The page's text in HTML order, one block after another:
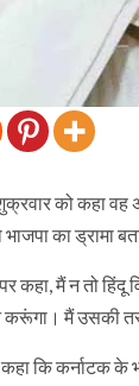
को कहा वह
भाजपा का ड्रामा
मैं न तो हिंदू
करूंगा। मैं उसकी
कहा कि कर्नाटक